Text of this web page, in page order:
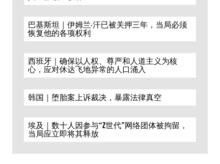
巴基斯坦｜伊姆兰·汗已被关押三年，当局必须
恢复他的各项权利
西班牙｜确保以人权、尊严和人道主义为核
心，应对休达飞地异常的人口涌入
韩国｜堕胎案上诉裁决，暴露法律真空
埃及｜数十人因参与“Z世代”网络团体被拘留，
当局应立即将其释放